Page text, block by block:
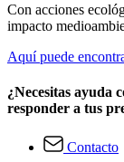
Con acciones
impacto
Aquí puede
¿Necesitas ayuda
responder a tus
Contacto